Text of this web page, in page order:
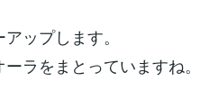
ップします。
ラをまとっていますね。